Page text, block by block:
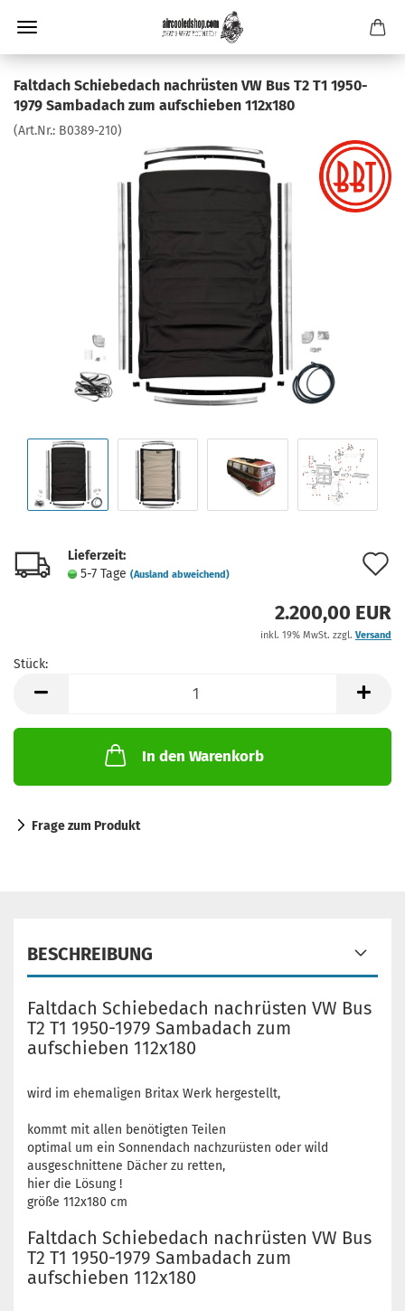
Faltdach Schiebedach nachrüsten VW Bus T2 T1 1950-
1979 Sambadach zum aufschieben 112x180
(Art.Nr.: B0389-210)
Lieferzeit:
5-7 Tage (Ausland abweichend)
2.200,00 EUR
inkl. 19% MwSt. zzgl. Versand
Stück:
In den Warenkorb
Frage zum Produkt
BESCHREIBUNG
Faltdach Schiebedach nachrüsten VW Bus
T2 T1 1950-1979 Sambadach zum
aufschieben 112x180
wird im ehemaligen Britax Werk hergestellt,
kommt mit allen benötigten Teilen
optimal um ein Sonnendach nachzurüsten oder wild
ausgeschnittene Dächer zu retten,
hier die Lösung !
größe 112x180 cm
Faltdach Schiebedach nachrüsten VW Bus
T2 T1 1950-1979 Sambadach zum
aufschieben 112x180